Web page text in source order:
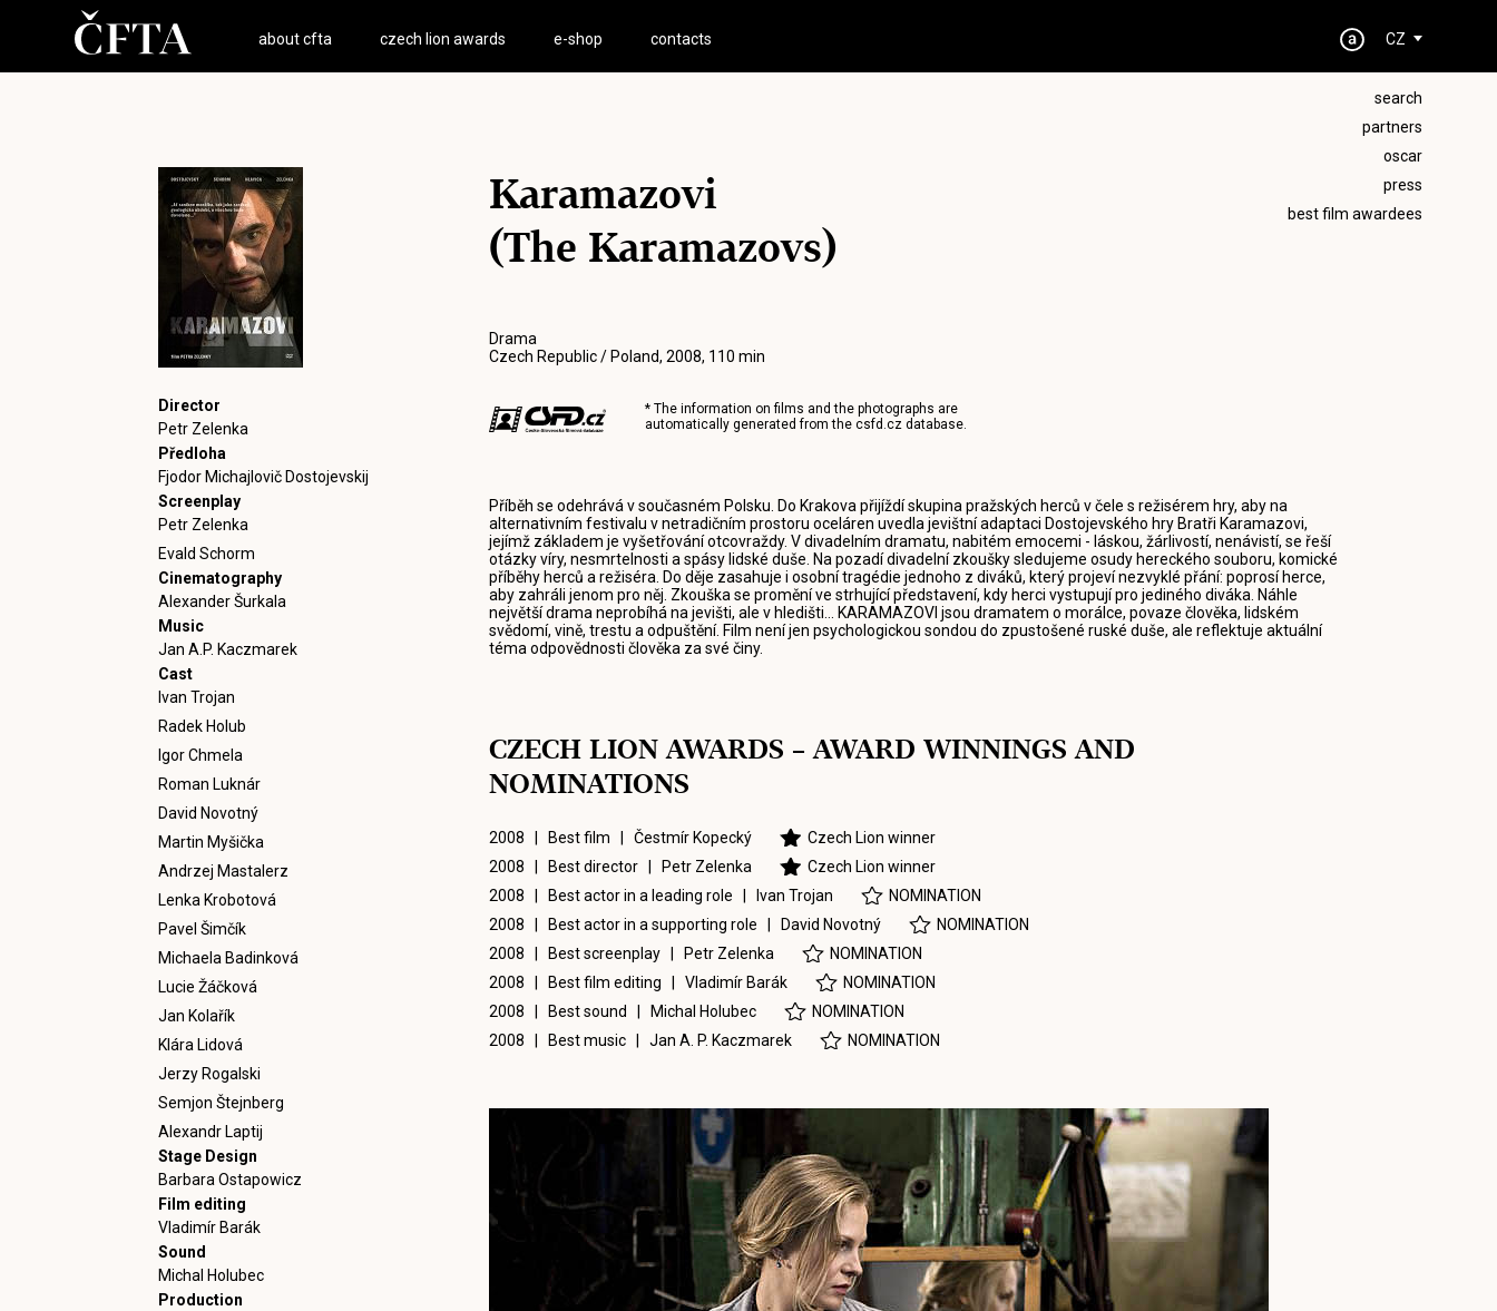
about cfta czech lion awards e-shop contacts CZ
search
partners
oscar
press
best film awardees
Director
Petr Zelenka
Předloha
Fjodor Michajlovič Dostojevskij
Screenplay
Petr Zelenka
Evald Schorm
Cinematography
Alexander Šurkala
Music
Jan A.P. Kaczmarek
Cast
Ivan Trojan
Radek Holub
Igor Chmela
Roman Luknár
David Novotný
Martin Myšička
Andrzej Mastalerz
Lenka Krobotová
Pavel Šimčík
Michaela Badinková
Lucie Žáčková
Jan Kolařík
Klára Lidová
Jerzy Rogalski
Semjon Štejnberg
Alexandr Laptij
Stage Design
Barbara Ostapowicz
Film editing
Vladimír Barák
Sound
Michal Holubec
Production
Karamazovi
(The Karamazovs)
Drama
Czech Republic / Poland, 2008, 110 min
* The information on films and the photographs are
automatically generated from the csfd.czdatabase.
Příběh se odehrává v současném Polsku. Do Krakova přijíždí skupina pražských herců v čele s režisérem hry, aby na
alternativním festivalu v netradičním prostoru oceláren uvedla jevištní adaptaci Dostojevského hry Bratři Karamazovi,
jejímž základem je vyšetřování otcovraždy. V divadelním dramatu, nabitém emocemi - láskou, žárlivostí, nenávistí, se řeší
otázky víry, nesmrtelnosti a spásy lidské duše. Na pozadí divadelní zkoušky sledujeme osudy hereckého souboru, komické
příběhy herců a režiséra. Do děje zasahuje i osobní tragédie jednoho z diváků, který projeví nezvyklé přání: poprosí herce,
aby zahráli jenom pro něj. Zkouška se promění ve strhující představení, kdy herci vystupují pro jediného diváka. Náhle
největší drama neprobíhá na jevišti, ale v hledišti... KARAMAZOVI jsou dramatem o morálce, povaze člověka, lidském
svědomí, vině, trestu a odpuštění. Film není jen psychologickou sondou do zpustošené ruské duše, ale reflektuje aktuální
téma odpovědnosti člověka za své činy.
CZECH LION AWARDS – AWARD WINNINGS AND
NOMINATIONS
2008 | Best film | Čestmír Kopecký
Czech Lion winner
2008 | Best director |
Petr Zelenka
Czech Lion winner
2008 | Best actor in a leading role |
Ivan Trojan
NOMINATION
2008 | Best actor in a supporting role |
David Novotný
NOMINATION
2008 | Best screenplay |
Petr Zelenka
NOMINATION
2008 | Best film editing | Vladimír Barák
NOMINATION
2008 | Best sound |
Michal Holubec
NOMINATION
2008 | Best music | Jan A. P. Kaczmarek NOMINATION